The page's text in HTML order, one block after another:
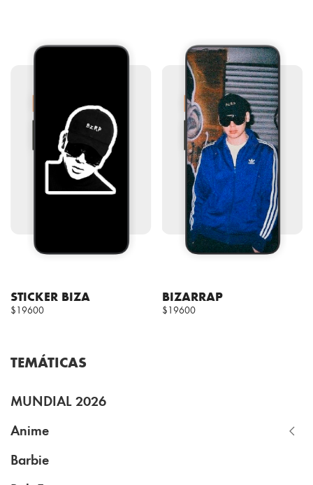
STICKER BIZA
$19600
BIZARRAP
$19600
TEMÁTICAS
MUNDIAL 2026
Anime
Barbie